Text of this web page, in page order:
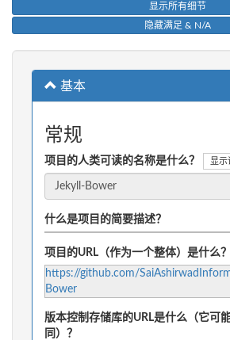
显示所有细节
隐藏满足 & N/A
基本
常规
项目的人类可读的名称是什么？ 显示
什么是项目的简要描述？
项目的URL（作为一个整体）是什么？
https://github.com/
Bower
版本控制存储库的URL是什么（它可
同）？